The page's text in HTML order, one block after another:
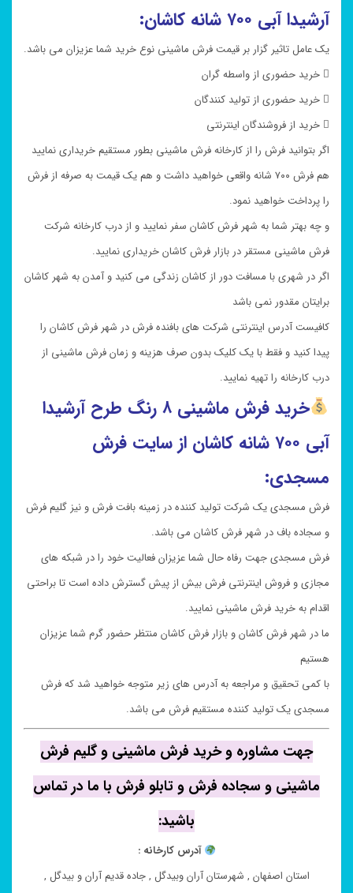
آرشیدا آبی ۷۰۰ شانه کاشان:
یک عامل تاثیر گزار بر قیمت فرش ماشینی نوع خرید شما عزیزان می باشد.
 خرید حضوری از واسطه گران
 خرید حضوری از تولید کنندگان
 خرید از فروشندگان اینترنتی
اگر بتوانید فرش را از کارخانه فرش ماشینی بطور مستقیم خریداری نمایید
هم فرش ۷۰۰ شانه واقعی خواهید داشت و هم یک قیمت به صرفه از فرش
را پرداخت خواهید نمود.
و چه بهتر شما به شهر فرش کاشان سفر نمایید و از درب کارخانه شرکت
فرش ماشینی مستقر در بازار فرش کاشان خریداری نمایید.
اگر در شهری با مسافت دور از کاشان زندگی می کنید و آمدن به شهر کاشان
برایتان مقدور نمی باشد
کافیست آدرس اینترنتی شرکت های بافنده فرش در شهر فرش کاشان را
پیدا کنید و فقط با یک کلیک بدون صرف هزینه و زمان فرش ماشینی از
درب کارخانه را تهیه نمایید.
خرید
فرش ماشینی ۸ رنگ طرح آرشیدا
آبی ۷۰۰ شانه کاشان از سایت فرش
مسجدی:
فرش مسجدی یک شرکت تولید کننده در زمینه بافت فرش و نیز گلیم فرش
و سجاده باف در شهر فرش کاشان می باشد.
فرش مسجدی جهت رفاه حال شما عزیزان فعالیت خود را در شبکه های
مجازی و فروش اینترنتی فرش بیش از پیش گسترش داده است تا براحتی
اقدام به خرید فرش ماشینی نمایید.
ما در شهر فرش کاشان و بازار فرش کاشان منتظر حضور گرم شما عزیزان
هستیم
با کمی تحقیق و مراجعه به آدرس های زیر متوجه خواهید شد که فرش
مسجدی یک تولید کننده مستقیم فرش می باشد.
جهت مشاوره و خرید فرش ماشینی و گلیم فرش
ماشینی و سجاده فرش و تابلو فرش با ما در تماس
باشید:
آدرس کارخانه :
استان اصفهان , شهرستان آران وبیدگل , جاده قدیم آران و بیدگل ,